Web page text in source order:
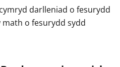
darlleniad o fesurydd
o fesurydd sydd